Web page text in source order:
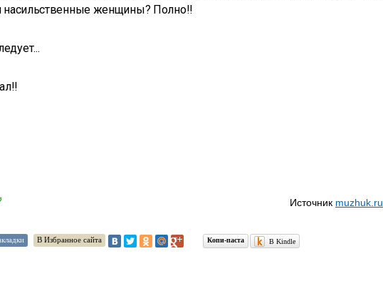
насильственные женщины? Полно!!
Источник muzhuk.ru
В Избранное сайта В Kindle
Копи-паста